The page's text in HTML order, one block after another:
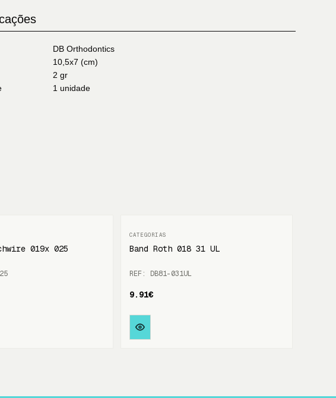
DB Orthodontics
10,5x7 (cm)
2 gr
1 unidade
Braided Archwire 019x 025 Band Roth 018 31 UL
REF: DB81-031UL
9.91€